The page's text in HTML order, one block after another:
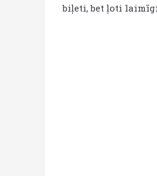
biļeti, bet ļoti